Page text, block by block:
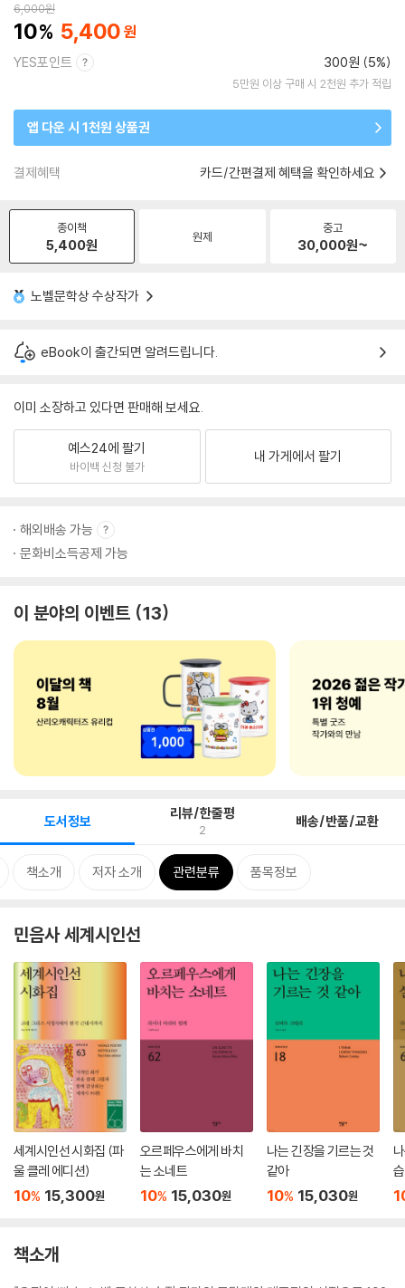
6,000원
10 5,400
YES포인트 300원 (5%)
5만원 이상 구매 시 2천원 추가 적립
앱 다운 시 1천원 상품권
결제혜택 카드/간편결제 혜택을 확인하세요
종이책
5,400원 원제
중고
30,000원~
노벨문학상 수상작가
eBook이 출간되면 알려드립니다.
이미 소장하고 있다면 판매해 보세요.
예스24에 팔기
바이백 신청 불가
내 가게에서 팔기
해외배송 가능
문화비소득공제 가능
이 분야의 이벤트 13
도서정보 리뷰/한줄평
2 배송/반품/교환
책소개 저자 소개 관련분류 품목정보
민음사 세계시인선
세계시인선 시화집 (파
울 클레 에디션)
10% 15,300원
오르페우스에게 바치
는 소네트
10% 15,030원
나는 긴장을 기르는 것
같아
10% 15,030원
집
책소개